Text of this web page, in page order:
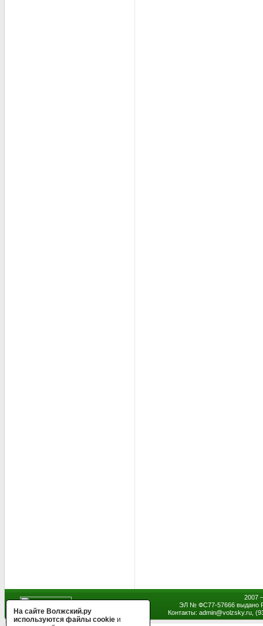
2007
ЭЛ № ФС77-57666 выдано
Контакты: admin@volzsky.ru,
На сайте Волжский.ру
используются файлы cookie и